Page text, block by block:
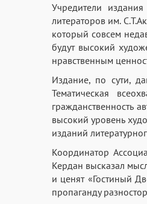
Учредители
литераторов им.
который совсем
будут высокий
нравственным
Издание, по сути,
Тематическая
гражданственность
высокий уровень
изданий
Координатор
Кердан высказал
и ценят «Гостиный
пропаганду